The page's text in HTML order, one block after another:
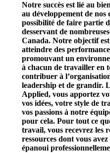
Notre succès est lié au
au développement de
possibilité de faire partie
desservant de
Canada. Notre objectif est
atteindre des
promouvant un
à chacun de travailler en
contribuer à
leadership et de grandir.
Applied, vous apportez
vos idées, votre style de
vos passions à notre
pour cela. Pour tout ce
travail, vous recevrez les
ressources dont vous
épanoui